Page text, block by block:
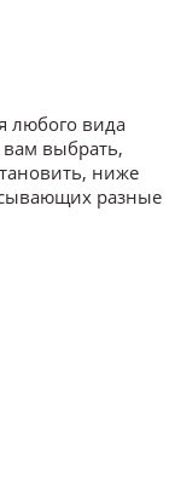
любого вида
выбрать,
ниже
разные